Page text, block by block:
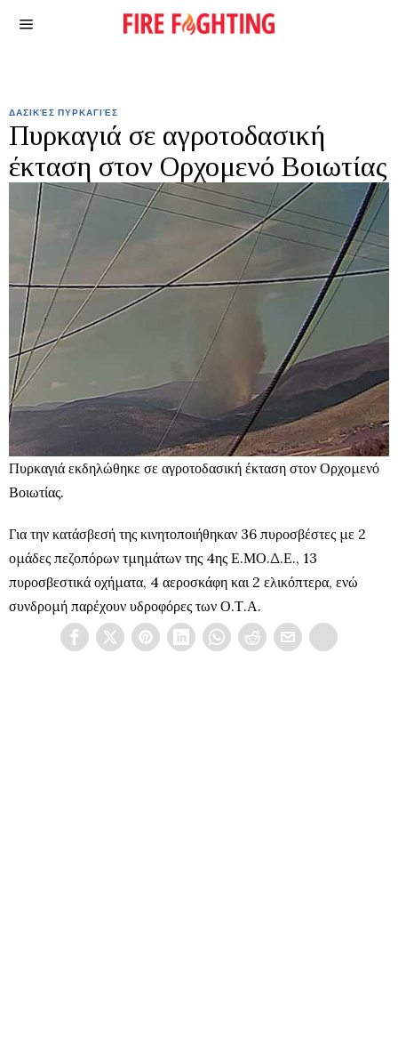
ΔΑΣΙΚΈΣ ΠΥΡΚΑΓΙΈΣ
Πυρκαγιά σε αγροτοδασική
έκταση στον Ορχομενό Βοιωτίας
Πυρκαγιά εκδηλώθηκε σε αγροτοδασική έκταση στον Ορχομενό
Βοιωτίας.
Για την κατάσβεσή της κινητοποιήθηκαν 36 πυροσβέστες με 2
ομάδες πεζοπόρων τμημάτων της 4ης Ε.ΜΟ.Δ.Ε., 13
πυροσβεστικά οχήματα, 4 αεροσκάφη και 2 ελικόπτερα, ενώ
συνδρομή παρέχουν υδροφόρες των Ο.Τ.Α.